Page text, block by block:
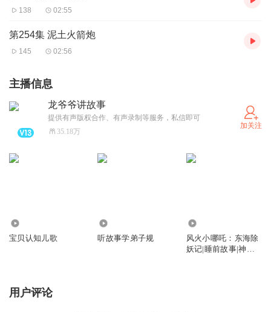
138 02:55
第254集 泥土火箭炮
145 02:56
主播信息
龙爷爷讲故事
提供有声版权合作、有声录制等服务，私信即可
35.18万
加关注
宝贝认知儿歌 听故事学弟子规
风火小哪吒：东海除
妖记|睡前故事|神话
用户评论